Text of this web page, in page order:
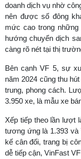
doanh dịch vụ nhờ
nên được số đông
mức cao trong
hướng chuyển dịch
càng rõ nét tại thị
Bên cạnh VF 5, sự
năm 2024 cũng thu
trung, phong cách.
3.950 xe, là mẫu xe
Xếp tiếp theo lần lượt
tương ứng là 1.393 và
kế cân đối, trang bị
dễ tiếp cận, VinFast